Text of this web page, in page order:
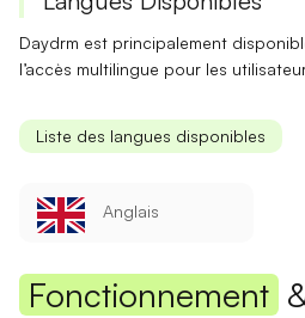
Daydrm est principalement
l’accès multilingue pour les
Liste des langues disponibles
Anglais
Fonctionnement